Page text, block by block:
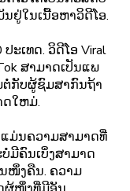
ຢູ່ໃນເນື້ອຫາວິດີໂອ.
ະເທດ. ວິດີໂອ Viral
ສາມາດເປັນແພ
ກັບຜູ້ຊົມສາກົນຖ້າ
ດໃຫມ່.
ມ່ນຄວາມສາມາດທີ່
ມີຄົນເບິ່ງສາມາດ
ໜຶ່ງຄືນ. ຄວາມ